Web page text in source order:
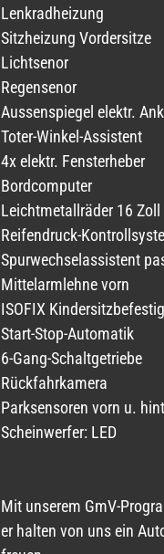
Lenkradheizung
Sitzheizung Vordersitze
Lichtsenor
Regensenor
Aussenspiegel elektr.
Toter-Winkel-Assistent
4x elektr. Fensterheber
Bordcomputer
Leichtmetallräder 16 Zoll
Reifendruck-
Spurwechselassistent
Mittelarmlehne vorn
ISOFIX
Start-Stop-Automatik
6-Gang-Schaltgetriebe
Rückfahrkamera
Parksensoren vorn u.
Scheinwerfer: LED
Mit unserem GmV-
er halten von uns ein